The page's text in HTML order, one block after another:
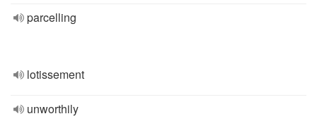
parcelling
lotissement
unworthily